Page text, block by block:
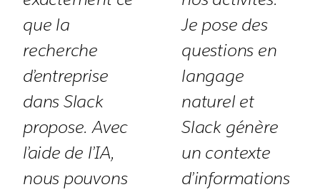
que la
recherche
d’entreprise
dans Slack
propose. Avec
l’aide de l’IA,
nous pouvons
Je pose des
questions en
langage
naturel et
Slack génère
un contexte
d’informations